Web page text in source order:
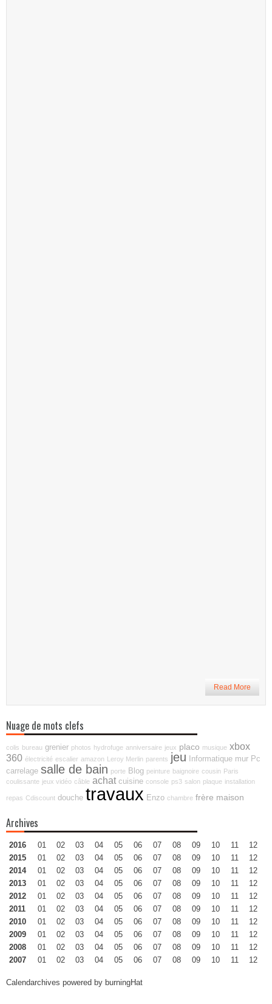
Read More
Nuage de mots clefs
colis bureau grenier photos hydrofuge anniversaire jeux placo musique xbox
360 électricité escalier amazon Leroy Merlin parents jeu Informatique mur Pc
carrelage salle de bain porte Blog peinture baignoire cousin Paris
coulissante jeux vidéo câble achat cuisine console ps3 salon plaque installation
repas Cdiscount douche travaux Enzo chambre frère maison
Archives
2016 01 02 03 04 05 06 07 08 09 10 11
12
2015
01 02 03 04 05 06 07 08 09 10 11
12
2014
01 02 03 04 05 06 07 08 09 10 11
12
2013
01 02 03 04 05 06 07 08 09 10 11
12
2012
01 02 03 04 05 06 07 08 09 10 11
12
2011
01 02 03 04 05 06 07 08 09 10 11
12
2010
01 02 03 04 05 06 07 08 09 10 11
12
2009
01 02 03 04 05 06 07 08 09 10 11
12
2008
01 02 03 04 05 06 07 08 09 10 11
12
2007
01 02 03 04 05 06 07 08 09 10 11 12
Calendarchives powered by burningHat